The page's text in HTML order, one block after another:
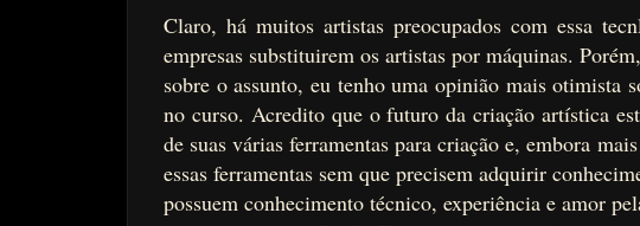
Claro, há muitos artistas preocupados com essa
empresas substituirem os artistas por máquinas.
sobre o assunto, eu tenho uma opinião mais otimista
no curso. Acredito que o futuro da criação artística
de suas várias ferramentas para criação e, embora
essas ferramentas sem que precisem adquirir
possuem conhecimento técnico, experiência e amor